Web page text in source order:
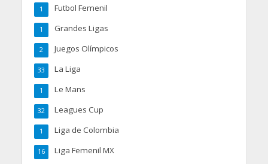
Futbol Femenil
1
Grandes Ligas
1
Juegos Olímpicos
2
La Liga
33
Le Mans
1
Leagues Cup
32
Liga de Colombia
1
Liga Femenil MX
16